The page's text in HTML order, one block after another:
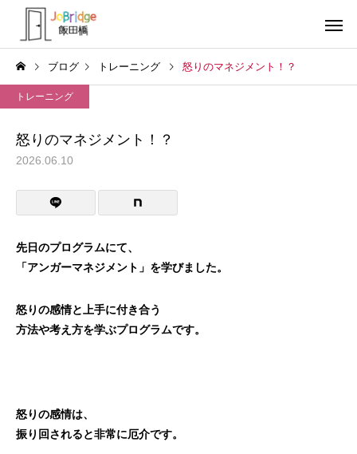
利用者の声
働き続けるための土台
ブログ トレーニング 怒りのマネジメント！？
トレーニング
怒りのマネジメント！？
2026.06.10
先日のプログラムにて、
「アンガーマネジメント」を学びました。
怒りの感情と上手に付き合う
方法や考え方を学ぶプログラムです。
怒りの感情は、
振り回されると非常に厄介です。